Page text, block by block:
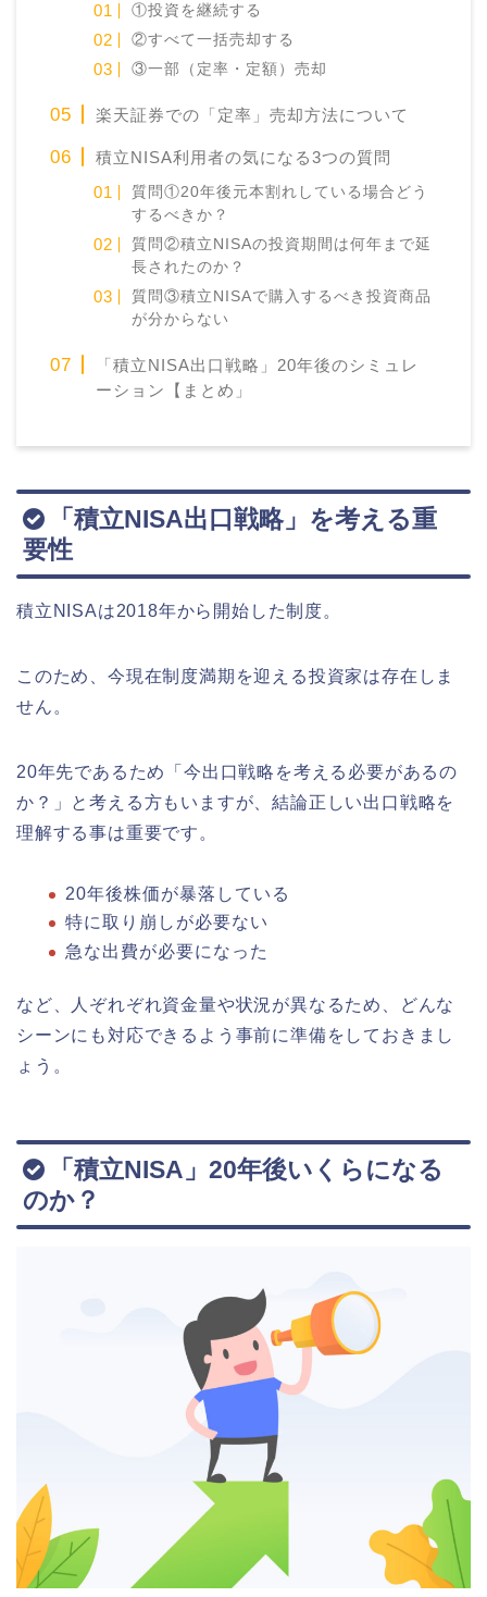
①投資を継続する
②すべて一括売却する
③一部（定率・定額）売却
楽天証券での「定率」売却方法について
積立NISA利用者の気になる3つの質問
質問①20年後元本割れしている場合どう
するべきか？
質問②積立NISAの投資期間は何年まで延
長されたのか？
質問③積立NISAで購入するべき投資商品
が分からない
「積立NISA出口戦略」20年後のシミュレ
ーション【まとめ」
「積立NISA出口戦略」を考える重
要性
積立NISAは2018年から開始した制度。
このため、今現在制度満期を迎える投資家は存在しま
せん。
20年先であるため「今出口戦略を考える必要があるの
か？」と考える方もいますが、結論正しい出口戦略を
理解する事は重要です。
20年後株価が暴落している
特に取り崩しが必要ない
急な出費が必要になった
など、人ぞれぞれ資金量や状況が異なるため、どんな
シーンにも対応できるよう事前に準備をしておきまし
ょう。
「積立NISA」20年後いくらになる
のか？